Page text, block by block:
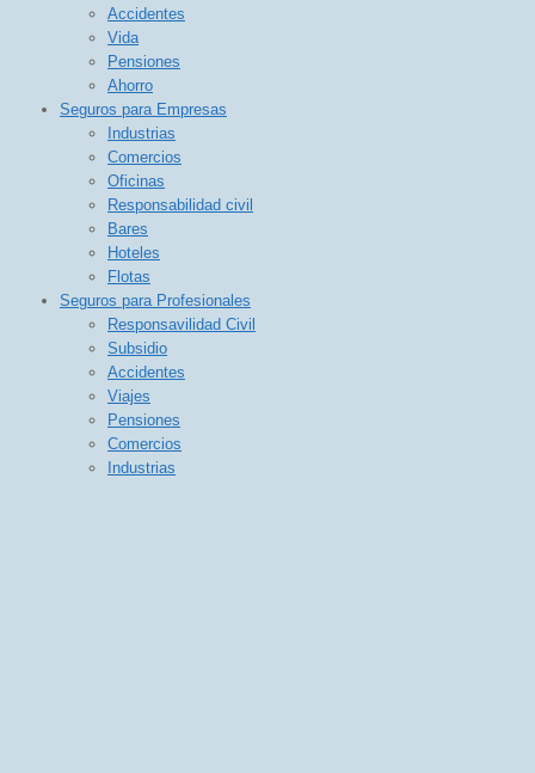
Accidentes
Vida
Pensiones
Ahorro
Seguros para Empresas
Industrias
Comercios
Oficinas
Responsabilidad civil
Bares
Hoteles
Flotas
Seguros para Profesionales
Responsavilidad Civil
Subsidio
Accidentes
Viajes
Pensiones
Comercios
Industrias